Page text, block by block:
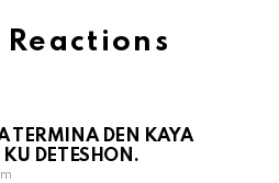
Reactions
TERMINA DEN KAYA
KU DETESHON.